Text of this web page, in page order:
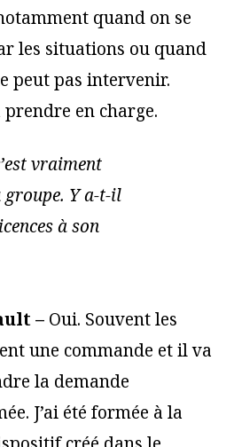
quand on se
les situations ou quand
peut pas intervenir.
prendre en charge.
vraiment
Y a-t-il
à son
– Oui. Souvent les
une commande et il va
la demande
J’ai été formée à la